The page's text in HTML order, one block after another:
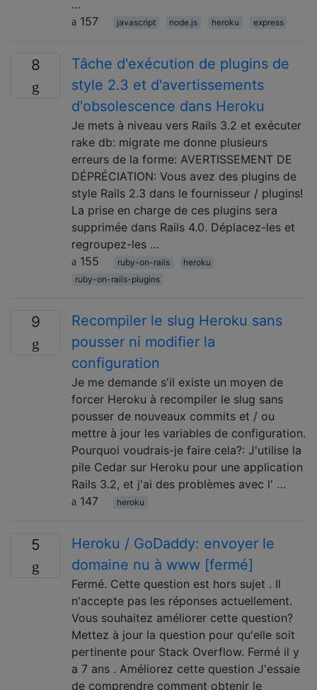
…
157
javascript node.js heroku express
8
Tâche d'exécution de plugins de
style 2.3 et d'avertissements
d'obsolescence dans Heroku
Je mets à niveau vers Rails 3.2 et exécuter
rake db: migrate me donne plusieurs
erreurs de la forme: AVERTISSEMENT DE
DÉPRÉCIATION: Vous avez des plugins de
style Rails 2.3 dans le fournisseur / plugins!
La prise en charge de ces plugins sera
supprimée dans Rails 4.0. Déplacez-les et
regroupez-les …
155
ruby-on-rails
heroku
ruby-on-rails-plugins
9
Recompiler le slug Heroku sans
pousser ni modifier la
configuration
Je me demande s'il existe un moyen de
forcer Heroku à recompiler le slug sans
pousser de nouveaux commits et / ou
mettre à jour les variables de configuration.
Pourquoi voudrais-je faire cela?: J'utilise la
pile Cedar sur Heroku pour une application
Rails 3.2, et j'ai des problèmes avec l' …
147
heroku
5
Heroku / GoDaddy: envoyer le
domaine nu à www [fermé]
Fermé. Cette question est hors sujet . Il
n'accepte pas les réponses actuellement.
Vous souhaitez améliorer cette question?
Mettez à jour la question pour qu'elle soit
pertinente pour Stack Overflow. Fermé il y
a 7 ans . Améliorez cette question J'essaie
de comprendre comment obtenir le